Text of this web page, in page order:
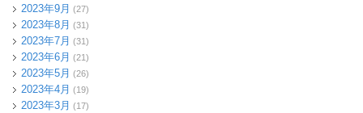
2023年9月 (27)
2023年8月 (31)
2023年7月 (31)
2023年6月 (21)
2023年5月 (26)
2023年4月 (19)
2023年3月 (17)